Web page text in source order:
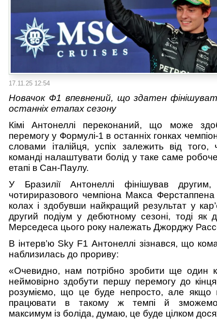
17.11.25 12:54
Новачок Ф1 впевнений, що здатен
останніх етапах сезону
Кімі Антонеллі переконаний, що може
перемогу у Формулі-1 в останніх гонках
словами італійця, успіх залежить від того,
команді налаштувати болід у таке саме
етапі в Сан-Паулу.
У Бразилії Антонеллі фінішував
чотириразового чемпіона Макса Ферстаппена
колах і здобувши найкращий результат у
другий подіум у дебютному сезоні, тоді як
Мерседеса цього року належать Джорджу
В інтерв’ю Sky F1 Антонеллі зізнався, що
наблизилась до прориву:
«Очевидно, нам потрібно зробити ще один
неймовірно здобути першу перемогу до
розуміємо, що це буде непросто, але якщо
працювати в такому ж темпі й зможемо
максимум із боліда, думаю, це буде цілком